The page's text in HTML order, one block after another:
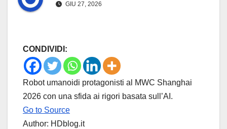
GIU 27, 2026
CONDIVIDI:
Robot umanoidi protagonisti al MWC Shanghai
2026 con una sfida ai rigori basata sull’AI.
Go to Source
Author: HDblog.it